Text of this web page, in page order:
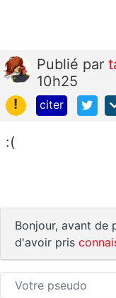
Publié par
10h25
!
citer
:(
Bonjour, avant de
d'avoir pris